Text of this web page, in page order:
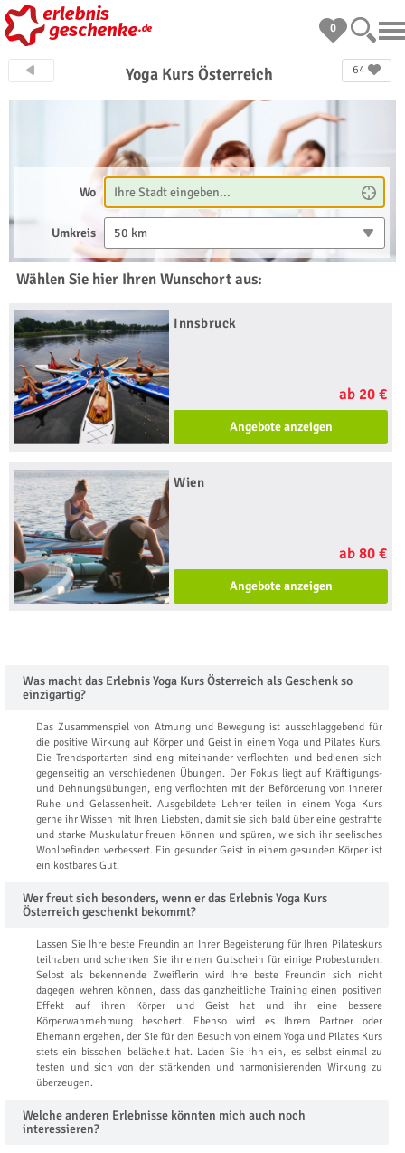
0
64
Yoga Kurs Österreich
Wo
Umkreis 50 km
Wählen Sie hier Ihren Wunschort aus:
Innsbruck
ab 20 €
Angebote anzeigen
Wien
ab 80 €
Angebote anzeigen
Was macht das Erlebnis Yoga Kurs Österreich als Geschenk so
einzigartig?
Das Zusammenspiel von Atmung und Bewegung ist ausschlaggebend für
die positive Wirkung auf Körper und Geist in einem Yoga und Pilates Kurs.
Die Trendsportarten sind eng miteinander verflochten und bedienen sich
gegenseitig an verschiedenen Übungen. Der Fokus liegt auf Kräftigungs-
und Dehnungsübungen, eng verflochten mit der Beförderung von innerer
Ruhe und Gelassenheit. Ausgebildete Lehrer teilen in einem Yoga Kurs
gerne ihr Wissen mit Ihren Liebsten, damit sie sich bald über eine gestraffte
und starke Muskulatur freuen können und spüren, wie sich ihr seelisches
Wohlbefinden verbessert. Ein gesunder Geist in einem gesunden Körper ist
ein kostbares Gut.
Wer freut sich besonders, wenn er das Erlebnis Yoga Kurs
Österreich geschenkt bekommt?
Lassen Sie Ihre beste Freundin an Ihrer Begeisterung für Ihren Pilateskurs
teilhaben und schenken Sie ihr einen Gutschein für einige Probestunden.
Selbst als bekennende Zweiflerin wird Ihre beste Freundin sich nicht
dagegen wehren können, dass das ganzheitliche Training einen positiven
Effekt auf ihren Körper und Geist hat und ihr eine bessere
Körperwahrnehmung beschert. Ebenso wird es Ihrem Partner oder
Ehemann ergehen, der Sie für den Besuch von einem Yoga und Pilates Kurs
stets ein bisschen belächelt hat. Laden Sie ihn ein, es selbst einmal zu
testen und sich von der stärkenden und harmonisierenden Wirkung zu
überzeugen.
Welche anderen Erlebnisse könnten mich auch noch
interessieren?